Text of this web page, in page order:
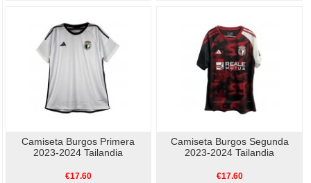
Camiseta Burgos Primera
2023-2024 Tailandia
€17.60
Camiseta Burgos Segunda
2023-2024 Tailandia
€17.60